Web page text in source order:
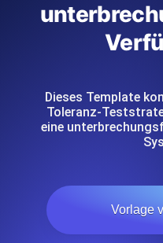
Dieses Template
Toleranz-
eine
Vorlage